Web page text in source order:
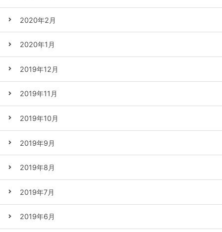
2020年2月
2020年1月
2019年12月
2019年11月
2019年10月
2019年9月
2019年8月
2019年7月
2019年6月